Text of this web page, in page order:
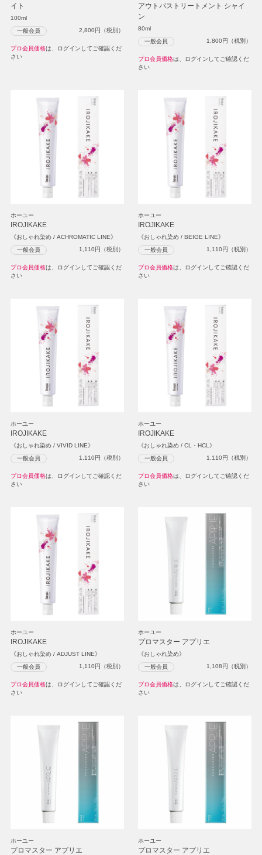
イト
100ml
一般会員 2,800円（税別）
プロ会員価格は、ログインしてご確認くだ
さい
アウトバストリートメント シャイ
ン
80ml
一般会員 1,800円（税別）
プロ会員価格は、ログインしてご確認くだ
さい
ホーユー
IROJIKAKE
《おしゃれ染め / ACHROMATIC LINE》
一般会員 1,110円（税別）
プロ会員価格は、ログインしてご確認くだ
さい
ホーユー
IROJIKAKE
《おしゃれ染め / BEIGE LINE》
一般会員 1,110円（税別）
プロ会員価格は、ログインしてご確認くだ
さい
ホーユー
IROJIKAKE
《おしゃれ染め / VIVID LINE》
一般会員 1,110円（税別）
プロ会員価格は、ログインしてご確認くだ
さい
ホーユー
IROJIKAKE
《おしゃれ染め / CL・HCL》
一般会員 1,110円（税別）
プロ会員価格は、ログインしてご確認くだ
さい
ホーユー
IROJIKAKE
《おしゃれ染め / ADJUST LINE》
一般会員 1,110円（税別）
プロ会員価格は、ログインしてご確認くだ
さい
ホーユー
プロマスター アプリエ
《おしゃれ染め》
一般会員 1,108円（税別）
プロ会員価格は、ログインしてご確認くだ
さい
ホーユー
プロマスター アプリエ
ホーユー
プロマスター アプリエ